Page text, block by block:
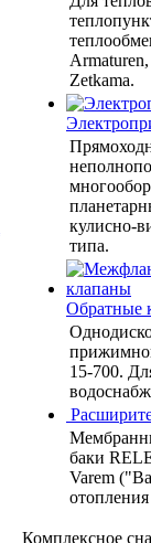
Zetkama.
кулисно-
типа.
Обратные
15-700.
баки
Varem
Комплексное